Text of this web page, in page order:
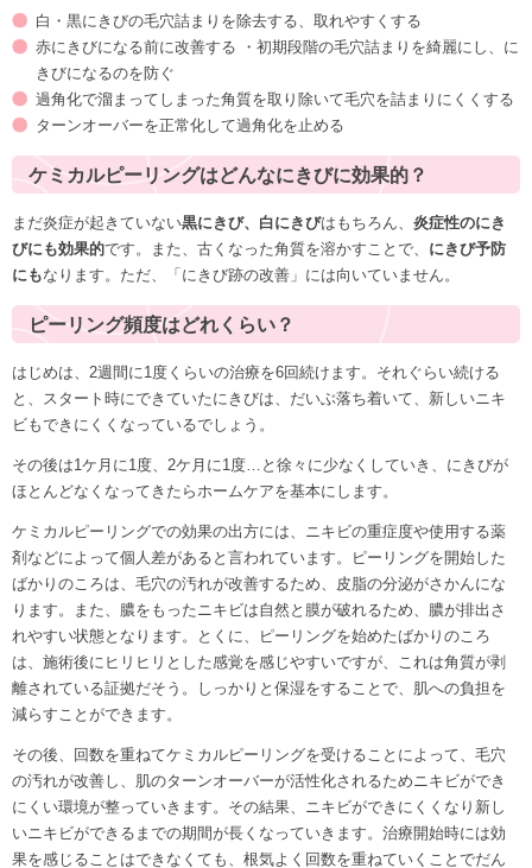
白・黒にきびの毛穴詰まりを除去する、取れやすくする
赤にきびになる前に改善する ・初期段階の毛穴詰まりを綺麗にし、に
きびになるのを防ぐ
過角化で溜まってしまった角質を取り除いて毛穴を詰まりにくくする
ターンオーバーを正常化して過角化を止める
ケミカルピーリングはどんなにきびに効果的？
まだ炎症が起きていない黒にきび、白にきびはもちろん、 炎症性のにき
びにも効果的です。また、古くなった角質を溶かすことで、 にきび予防
にもなります。ただ、「にきび跡の改善」には向いていません。
ピーリング頻度はどれくらい？
はじめは、2週間に1度くらいの治療を6回続けます。それぐらい続ける
と、スタート時にできていたにきびは、だいぶ落ち着いて、新しいニキ
ビもできにくくなっているでしょう。
その後は1ケ月に1度、2ケ月に1度…と徐々に少なくしていき、にきびが
ほとんどなくなってきたらホームケアを基本にします。
ケミカルピーリングでの効果の出方には、ニキビの重症度や使用する薬
剤などによって個人差があると言われています。ピーリングを開始した
ばかりのころは、毛穴の汚れが改善するため、皮脂の分泌がさかんにな
ります。また、膿をもったニキビは自然と膜が破れるため、膿が排出さ
れやすい状態となります。とくに、ピーリングを始めたばかりのころ
は、施術後にヒリヒリとした感覚を感じやすいですが、これは角質が剥
離されている証拠だそう。しっかりと保湿をすることで、肌への負担を
減らすことができます。
その後、回数を重ねてケミカルピーリングを受けることによって、毛穴
の汚れが改善し、肌のターンオーバーが活性化されるためニキビができ
にくい環境が整っていきます。その結果、ニキビができにくくなり新し
いニキビができるまでの期間が長くなっていきます。治療開始時には効
果を感じることはできなくても、根気よく回数を重ねていくことでだん